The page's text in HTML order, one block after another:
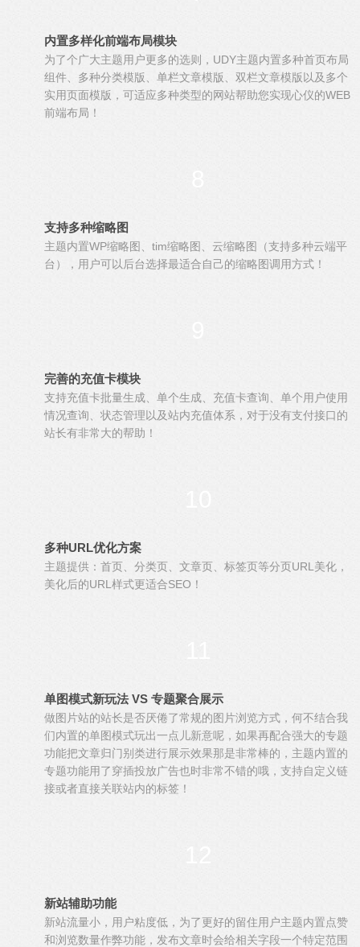
内置多样化前端布局模块
为了个广大主题用户更多的选则，UDY主题内置多种首页布局
组件、多种分类模版、单栏文章模版、双栏文章模版以及多个
实用页面模版，可适应多种类型的网站帮助您实现心仪的WEB
前端布局！
支持多种缩略图
主题内置WP缩略图、tim缩略图、云缩略图（支持多种云端平
台），用户可以后台选择最适合自己的缩略图调用方式！
完善的充值卡模块
支持充值卡批量生成、单个生成、充值卡查询、单个用户使用
情况查询、状态管理以及站内充值体系，对于没有支付接口的
站长有非常大的帮助！
多种URL优化方案
主题提供：首页、分类页、文章页、标签页等分页URL美化，
美化后的URL样式更适合SEO！
单图模式新玩法 VS 专题聚合展示
做图片站的站长是否厌倦了常规的图片浏览方式，何不结合我
们内置的单图模式玩出一点儿新意呢，如果再配合强大的专题
功能把文章归门别类进行展示效果那是非常棒的，主题内置的
专题功能用了穿插投放广告也时非常不错的哦，支持自定义链
接或者直接关联站内的标签！
新站辅助功能
新站流量小，用户粘度低，为了更好的留住用户主题内置点赞
和浏览数量作弊功能，发布文章时会给相关字段一个特定范围